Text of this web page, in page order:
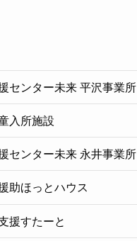
センター未来 平沢事業所
入所施設
センター未来 永井事業所
助ほっとハウス
援すたーと